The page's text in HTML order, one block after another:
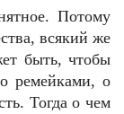
Потому
всякий же
быть, чтобы
ремейками, о
Тогда о чем